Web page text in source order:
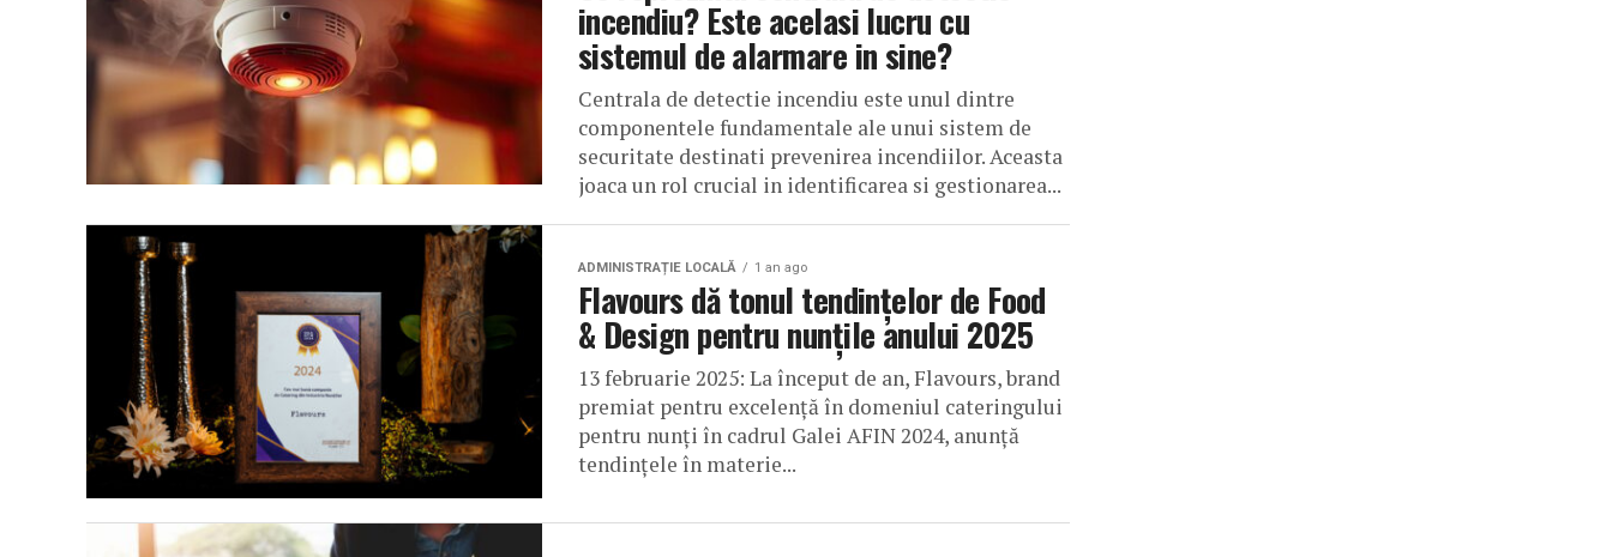
incendiu? Este acelasi lucru cu
sistemul de alarmare in sine?
Centrala de detectie incendiu este unul dintre
componentele fundamentale ale unui sistem de
securitate destinati prevenirea incendiilor. Aceasta
joaca un rol crucial in identificarea si gestionarea...
ADMINISTRAȚIE LOCALĂ 1 an ago
Flavours dă tonul tendințelor de Food
& Design pentru nunțile anului 2025
13 februarie 2025: La început de an, Flavours, brand
premiat pentru excelență în domeniul cateringului
pentru nunți în cadrul Galei AFIN 2024, anunță
tendințele în materie...